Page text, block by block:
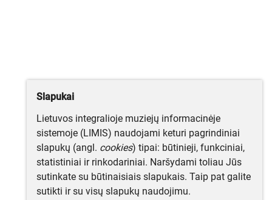
Slapukai
Lietuvos integralioje muziejų informacinėje
sistemoje (LIMIS) naudojami keturi pagrindiniai
slapukų (angl. cookies) tipai: būtinieji, funkciniai,
statistiniai ir rinkodariniai. Naršydami toliau Jūs
sutinkate su būtinaisiais slapukais. Taip pat galite
sutikti ir su visų slapukų naudojimu.